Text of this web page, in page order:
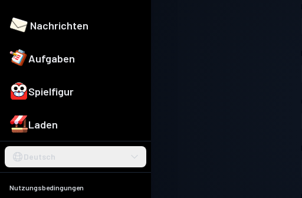
Nachrichten
Aufgaben
Spielfigur
Laden
Deutsch
Nutzungsbedingungen